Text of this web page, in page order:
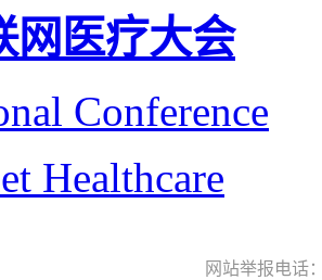
网医疗大会
Conference
Healthcare
网站举报电话